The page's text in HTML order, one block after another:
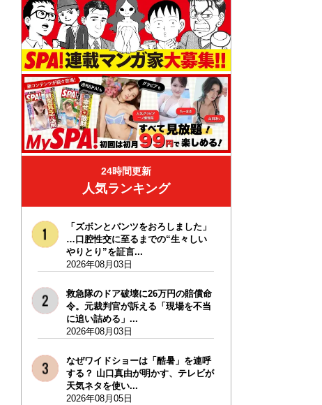
24時間更新
人気ランキング
「ズボンとパンツをおろしました」
…口腔性交に至るまでの“生々しい
やりとり”を証言...
2026年08月03日
救急隊のドア破壊に26万円の賠償命
令。元裁判官が訴える「現場を不当
に追い詰める」...
2026年08月03日
なぜワイドショーは「酷暑」を連呼
する？ 山口真由が明かす、テレビが
天気ネタを使い...
2026年08月05日